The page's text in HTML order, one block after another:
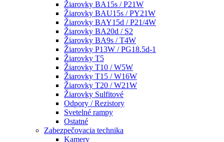
Žiarovky BA15s / P21W
Žiarovky BAU15s / PY21W
Žiarovky BAY15d / P21/4W
Žiarovky BA20d / S2
Žiarovky BA9s / T4W
Žiarovky P13W / PG18.5d-1
Žiarovky T5
Žiarovky T10 / W5W
Žiarovky T15 / W16W
Žiarovky T20 / W21W
Žiarovky Sulfitové
Odpory / Rezistory
Svetelné rampy
Ostatné
Zabezpečovacia technika
Kamery